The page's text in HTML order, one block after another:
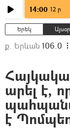
14:00 12 ր
Երեկ Այսօր
ք. Երևան 106.0
արել է,
է